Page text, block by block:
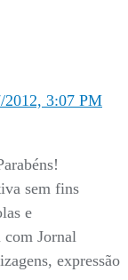
2012, 3:07 PM
sem fins
e
com Jornal
expressão